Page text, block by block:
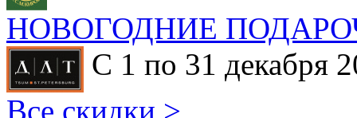
НОВОГОДНИЕ
С 1 по 31 декабря
Все скидки >